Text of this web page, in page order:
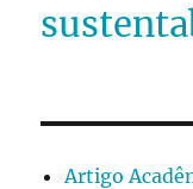
Artigo